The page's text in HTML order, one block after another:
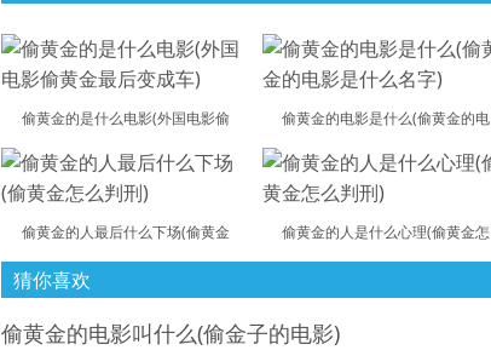
偷黄金的是什么电影(外国电影偷 偷黄金的电影是什么(偷黄金的电
偷黄金的人最后什么下场(偷黄金 偷黄金的人是什么心理(偷黄金怎
猜你喜欢
偷黄金的电影叫什么(偷金子的电影)